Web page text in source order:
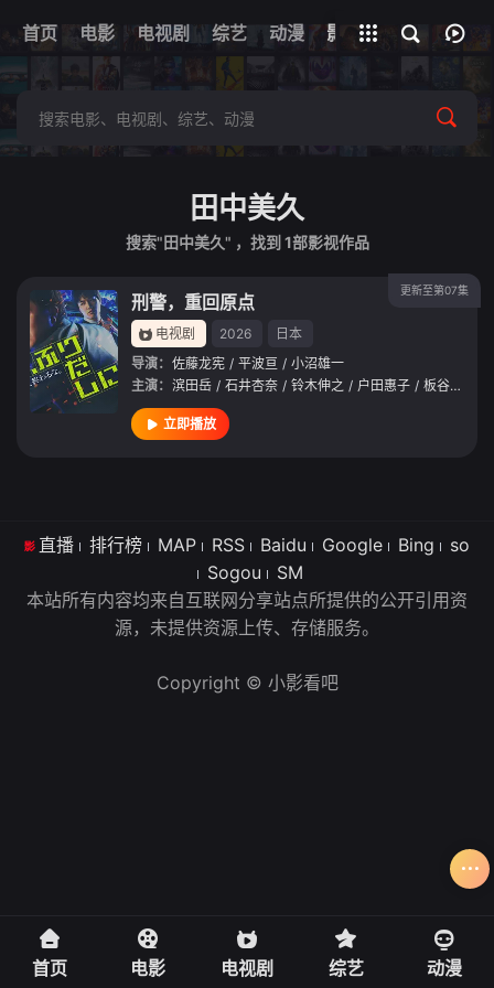
首页 电影 电视剧 综艺 动漫 影视
全部影片
田中美久
搜索"田中美久" ，找到 1部影视作品
更新至第07集
刑警，重回原点
电视剧 2026
日本
导演： 佐藤龙宪 / 平波亘 / 小沼雄一
主演： 滨田岳 / 石井杏奈 / 铃木伸之 / 户田惠子 / 板谷由夏
立即播放
直播 排行榜 MAP RSS Baidu Google Bing
so
Sogou
SM
本站所有内容均来自互联网分享站点所提供的公开引用资
源，未提供资源上传、存储服务。
Copyright © 小影看吧
首页 电影 电视剧 综艺 动漫